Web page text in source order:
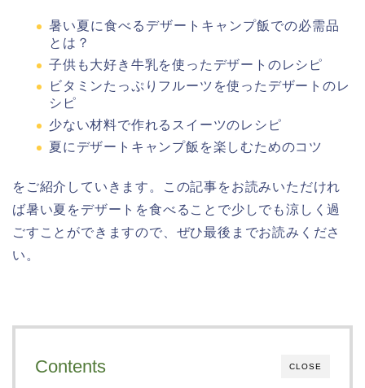
暑い夏に食べるデザートキャンプ飯での必需品
とは？
子供も大好き牛乳を使ったデザートのレシピ
ビタミンたっぷりフルーツを使ったデザートのレ
シピ
少ない材料で作れるスイーツのレシピ
夏にデザートキャンプ飯を楽しむためのコツ
をご紹介していきます。この記事をお読みいただけれ
ば暑い夏をデザートを食べることで少しでも涼しく過
ごすことができますので、ぜひ最後までお読みくださ
い。
CLOSE
Contents